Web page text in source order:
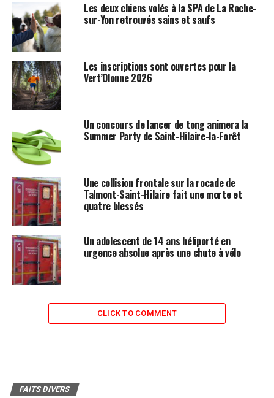
Les deux chiens volés à la SPA de La Roche-
sur-Yon retrouvés sains et saufs
Les inscriptions sont ouvertes pour la
Vert’Olonne 2026
Un concours de lancer de tong animera la
Summer Party de Saint-Hilaire-la-Forêt
Une collision frontale sur la rocade de
Talmont-Saint-Hilaire fait une morte et
quatre blessés
Un adolescent de 14 ans héliporté en
urgence absolue après une chute à vélo
CLICK TO COMMENT
FAITS DIVERS